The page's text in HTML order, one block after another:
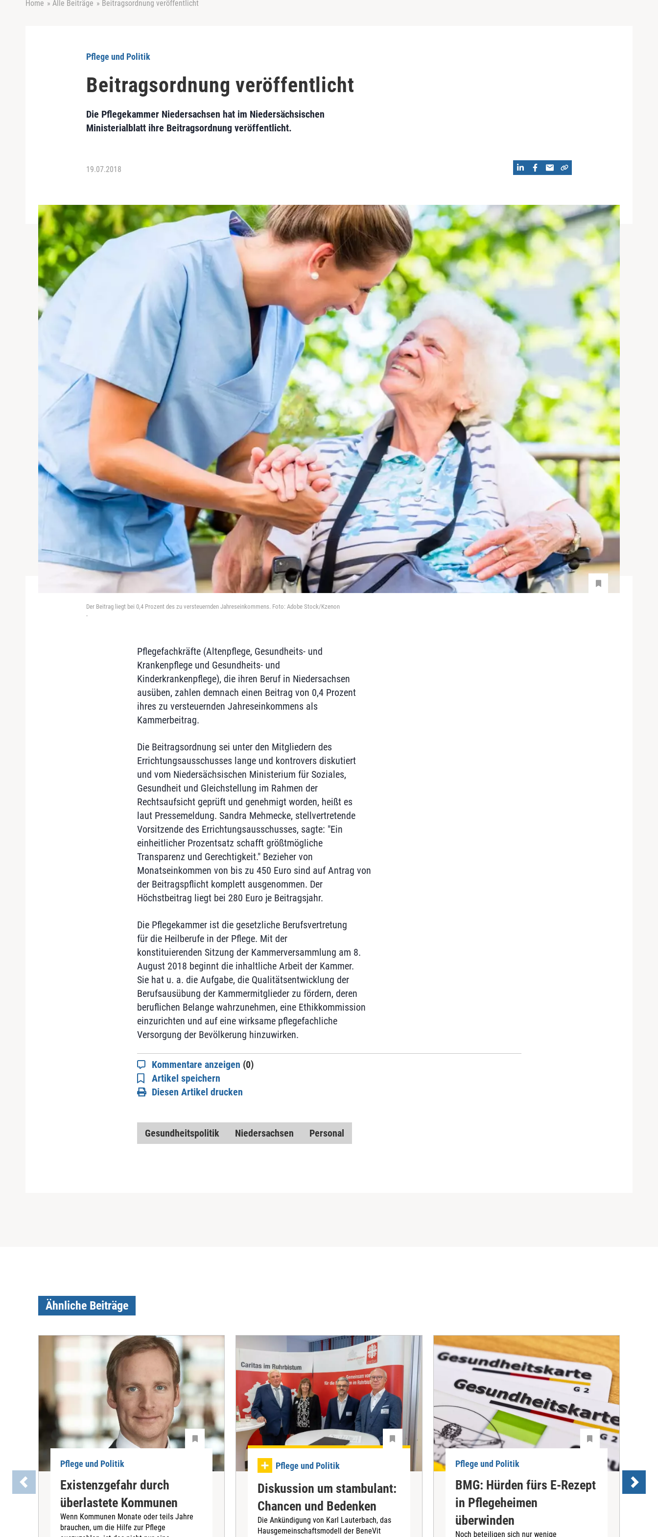
Home » Alle Beiträge » Beitragsordnung veröffentlicht
Pflege und Politik
Beitragsordnung veröffentlicht
Die Pflegekammer Niedersachsen hat im Niedersächsischen
Ministerialblatt ihre Beitragsordnung veröffentlicht.
19.07.2018
Der Beitrag liegt bei 0,4 Prozent des zu versteuernden Jahreseinkommens. Foto: Adobe Stock/Kzenon
-
Pflegefachkräfte (Altenpflege, Gesundheits- und
Krankenpflege und Gesundheits- und
Kinderkrankenpflege), die ihren Beruf in Niedersachsen
ausüben, zahlen demnach einen Beitrag von 0,4 Prozent
ihres zu versteuernden Jahreseinkommens als
Kammerbeitrag.
Die Beitragsordnung sei unter den Mitgliedern des
Errichtungsausschusses lange und kontrovers diskutiert
und vom Niedersächsischen Ministerium für Soziales,
Gesundheit und Gleichstellung im Rahmen der
Rechtsaufsicht geprüft und genehmigt worden, heißt es
laut Pressemeldung. Sandra Mehmecke, stellvertretende
Vorsitzende des Errichtungsausschusses, sagte: "Ein
einheitlicher Prozentsatz schafft größtmögliche
Transparenz und Gerechtigkeit." Bezieher von
Monatseinkommen von bis zu 450 Euro sind auf Antrag von
der Beitragspflicht komplett ausgenommen. Der
Höchstbeitrag liegt bei 280 Euro je Beitragsjahr.
Die Pflegekammer ist die gesetzliche Berufsvertretung
für die Heilberufe in der Pflege. Mit der
konstituierenden Sitzung der Kammerversammlung am 8.
August 2018 beginnt die inhaltliche Arbeit der Kammer.
Sie hat u. a. die Aufgabe, die Qualitätsentwicklung der
Berufsausübung der Kammermitglieder zu fördern, deren
beruflichen Belange wahrzunehmen, eine Ethikkommission
einzurichten und auf eine wirksame pflegefachliche
Versorgung der Bevölkerung hinzuwirken.
Kommentare anzeigen (0)
Artikel speichern
Diesen Artikel drucken
Gesundheitspolitik Niedersachsen Personal
Ähnliche Beiträge
Pflege und Politik
Existenzgefahr durch
überlastete Kommunen
Wenn Kommunen Monate oder teils Jahre
brauchen, um die Hilfe zur Pflege
Pflege und Politik
Diskussion um stambulant:
Chancen und Bedenken
Die Ankündigung von Karl Lauterbach, das
Hausgemeinschaftsmodell der BeneVit
Pflege und Politik
BMG: Hürden fürs E-Rezept
in Pflegeheimen
überwinden
Noch beteiligen sich nur wenige